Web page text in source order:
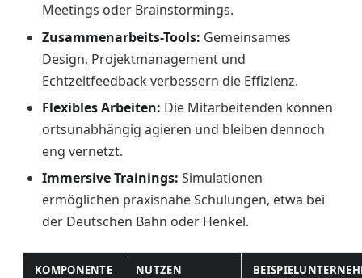
Meetings oder Brainstormings.
Zusammenarbeits-Tools: Gemeinsames
Design, Projektmanagement und
Echtzeitfeedback verbessern die Effizienz.
Flexibles Arbeiten: Die Mitarbeitenden können
ortsunabhängig agieren und bleiben dennoch
eng vernetzt.
Immersive Trainings: Simulationen
ermöglichen praxisnahe Schulungen, etwa bei
der Deutschen Bahn oder Henkel.
KOMPONENTE NUTZEN